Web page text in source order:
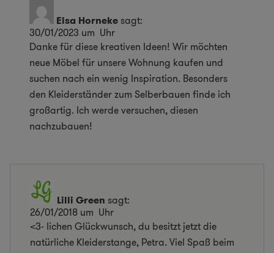
Elsa Hornekesagt:
30/01/2023 um Uhr
Danke für diese kreativen Ideen! Wir möchten
neue Möbel für unsere Wohnung kaufen und
suchen nach ein wenig Inspiration. Besonders
den Kleiderständer zum Selberbauen finde ich
großartig. Ich werde versuchen, diesen
nachzubauen!
Lilli Green sagt:
26/01/2018 um Uhr
<3- lichen Glückwunsch, du besitzt jetzt die
natürliche Kleiderstange, Petra. Viel Spaß beim